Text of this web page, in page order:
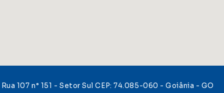
Rua 107 n° 151 - Setor Sul CEP: 74.085-060 - Goiânia - GO